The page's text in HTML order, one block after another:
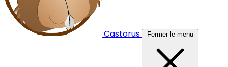
Castorus Fermer le menu